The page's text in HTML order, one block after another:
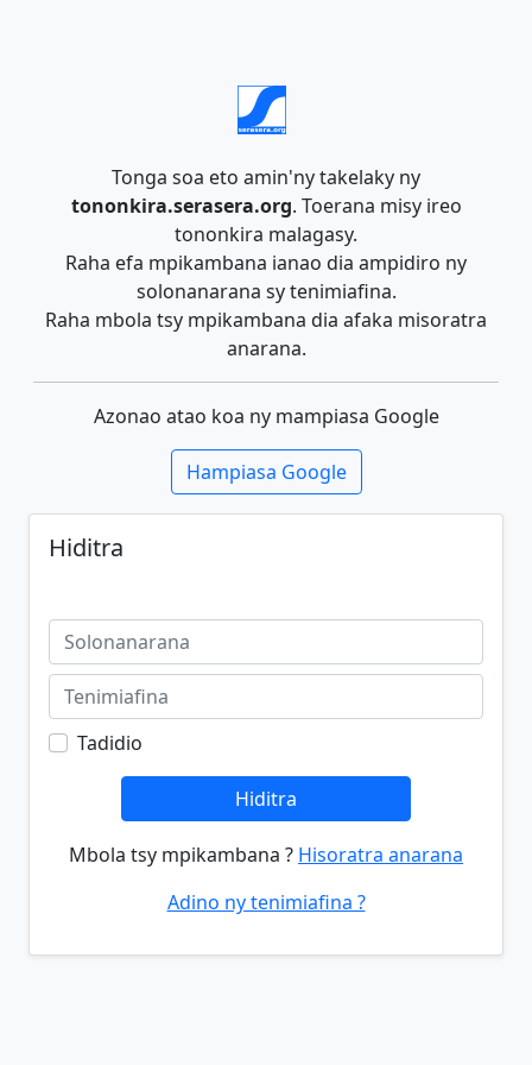
Tonga soa eto amin'ny takelaky ny
tononkira.serasera.org. Toerana misy ireo
tononkira malagasy.
Raha efa mpikambana ianao dia ampidiro ny
solonanarana sy tenimiafina.
Raha mbola tsy mpikambana dia afaka misoratra
anarana.
Azonao atao koa ny mampiasa Google
Hampiasa Google
Hiditra
Tadidio
Hiditra
Mbola tsy mpikambana ? Hisoratra anarana
Adino ny tenimiafina ?